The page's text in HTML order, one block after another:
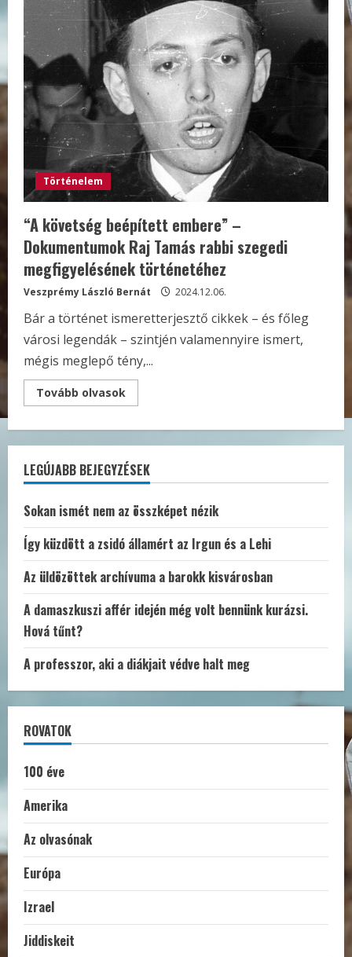
Történelem
“A követség beépített embere” –
Dokumentumok Raj Tamás rabbi szegedi
megfigyelésének történetéhez
Veszprémy László Bernát 2024.12.06.
Bár a történet ismeretterjesztő cikkek – és főleg
városi legendák – szintjén valamennyire ismert,
mégis meglepő tény,...
Tovább olvasok
more
beépített
embere”
–
Dokumentumok
Tamás
rabbi
szegedi
megfigyelésének
történetéhez
LEGÚJABB BEJEGYZÉSEK
Sokan ismét nem az összképet nézik
Így küzdött a zsidó államért az Irgun és a Lehi
Az üldözöttek archívuma a barokk kisvárosban
A damaszkuszi affér idején még volt bennünk kurázsi.
Hová tűnt?
A professzor, aki a diákjait védve halt meg
ROVATOK
100 éve
Amerika
Az olvasónak
Európa
Izrael
Jiddiskeit